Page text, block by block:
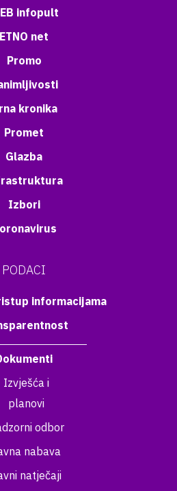
infopult
ETNO net
Promo
kronika
Promet
Glazba
Izbori
PODACI
informacijama
Izvješća i
planovi
odbor
nabava
natječaji